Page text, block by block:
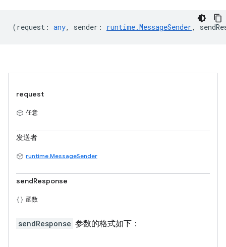
(request : any, sender : runtime.MessageSender,
request
任意
发送者
runtime.MessageSender
sendResponse
函数
sendResponse 参数的格式如下：